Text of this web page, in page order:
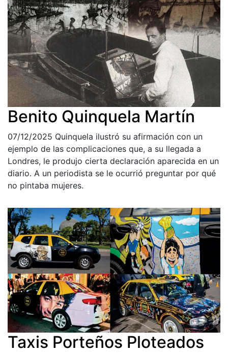
Benito Quinquela Martín
07/12/2025 Quinquela ilustró su afirmación con un
ejemplo de las complicaciones que, a su llegada a
Londres, le produjo cierta declaración aparecida en un
diario. A un periodista se le ocurrió preguntar por qué
no pintaba mujeres.
Taxis Porteños Ploteados